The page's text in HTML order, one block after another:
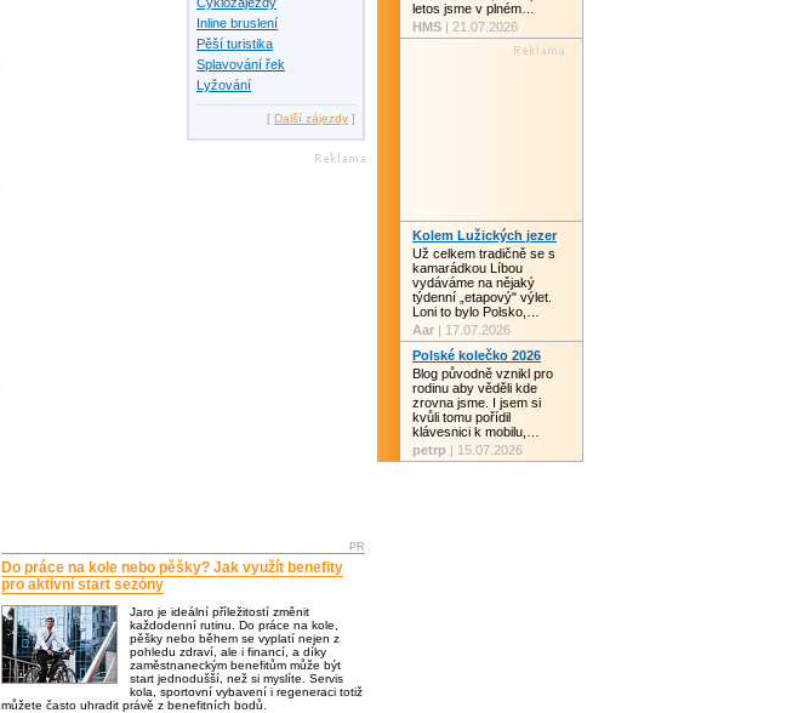
Inline bruslení
Pěší turistika
Splavování řek
Lyžování
[ Další zájezdy ]
PR
Do práce na kole nebo pěšky? Jak využít benefity
pro aktivní start sezóny
Jaro je ideální příležitostí změnit
každodenní rutinu. Do práce na kole,
pěšky nebo během se vyplatí nejen z
pohledu zdraví, ale i financí, a díky
zaměstnaneckým benefitům může být
start jednodušší, než si myslíte. Servis
kola, sportovní vybavení i regeneraci totiž
můžete často uhradit právě z benefitních bodů.
letos jsme v plném…
HMS | 21.07.2026
Kolem Lužických jezer
Už celkem tradičně se s
kamarádkou Líbou
vydáváme na nějaký
týdenní „etapový" výlet.
Loni to bylo Polsko,…
Aar | 17.07.2026
Polské kolečko 2026
Blog původně vznikl pro
rodinu aby věděli kde
zrovna jsme. I jsem si
kvůli tomu pořídil
klávesnici k mobilu,…
petrp | 15.07.2026